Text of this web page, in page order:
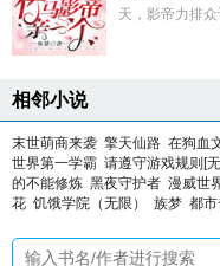
天，影帝力排
相邻小说
末世萌商来袭 擎天仙路 在狗血
世界第一学霸 请遵守游戏规则[
的不能修炼 黑夜守护者 漫威世
花 饥饿学院（无限） 族梦 都